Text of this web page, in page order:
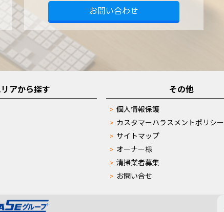
お問い合わせ
アから探す その他
個人情報保護
カスタマーハラスメントポリシー
サイトマップ
オーナー様
清掃業者募集
お問い合せ